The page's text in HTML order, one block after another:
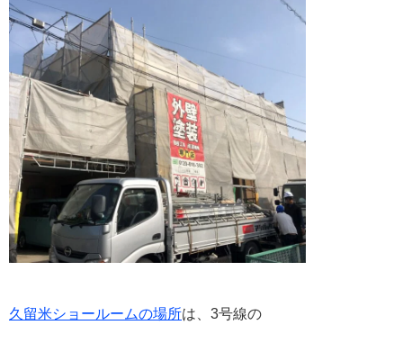
久留米ショールームの場所は、 3号線の